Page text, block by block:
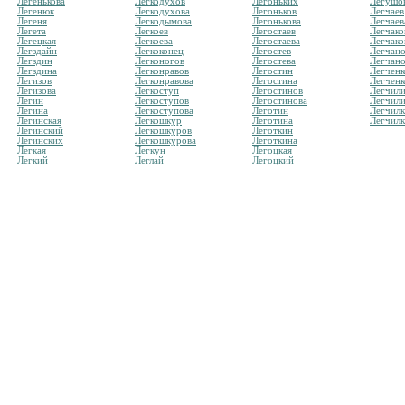
Легенюк
Легеня
Легета
Легецкая
Легздайн
Легздин
Легздина
Легизов
Легизова
Легин
Легина
Легинская
Легинский
Легинских
Легкая
Легкий
Легкодухова
Легкодымова
Легкоев
Легкоева
Легкоконец
Легконогов
Легконравов
Легконравова
Легкоступ
Легкоступов
Легкоступова
Легкошкур
Легкошкуров
Легкошкурова
Легкун
Леглай
Легоньков
Легонькова
Легостаев
Легостаева
Легостев
Легостева
Легостин
Легостина
Легостинов
Легостинова
Леготин
Леготина
Леготкин
Леготкина
Легоцкая
Легоцкий
Легчаев